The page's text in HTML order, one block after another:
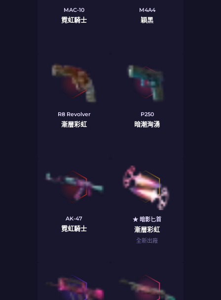
MAC-10
霓虹騎士
M4A4
穎黑
R8 Revolver
漸層彩虹
P250
暗潮洶湧
AK-47
霓虹騎士
★ 暗影匕首
漸層彩虹
全新出廠